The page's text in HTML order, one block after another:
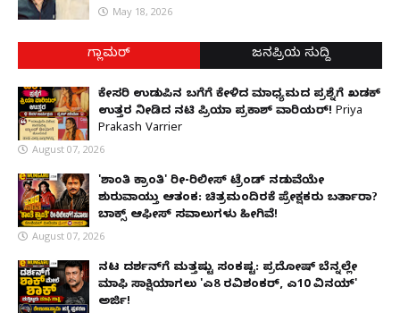
May 18, 2026
ಗ್ಲಾಮರ್ ಜನಪ್ರಿಯ ಸುದ್ದಿ
ಕೇಸರಿ ಉಡುಪಿನ ಬಗೆಗೆ ಕೇಳಿದ ಮಾಧ್ಯಮದ ಪ್ರಶ್ನೆಗೆ ಖಡಕ್
ಉತ್ತರ ನೀಡಿದ ನಟಿ ಪ್ರಿಯಾ ಪ್ರಕಾಶ್ ವಾರಿಯರ್! Priya
Prakash Varrier
August 07, 2026
'ಶಾಂತಿ ಕ್ರಾಂತಿ' ರೀ-ರಿಲೀಸ್ ಟ್ರೆಂಡ್ ನಡುವೆಯೇ
ಶುರುವಾಯ್ತು ಆತಂಕ: ಚಿತ್ರಮಂದಿರಕ್ಕೆ ಪ್ರೇಕ್ಷಕರು ಬರ್ತಾರಾ?
ಬಾಕ್ಸ್ ಆಫೀಸ್ ಸವಾಲುಗಳು ಹೀಗಿವೆ!
August 07, 2026
ನಟ ದರ್ಶನ್‌ಗೆ ಮತ್ತಷ್ಟು ಸಂಕಷ್ಟ: ಪ್ರದೋಷ್ ಬೆನ್ನಲ್ಲೇ
ಮಾಫಿ ಸಾಕ್ಷಿಯಾಗಲು 'ಎ8 ರವಿಶಂಕರ್, ಎ10 ವಿನಯ್'
ಅರ್ಜಿ!